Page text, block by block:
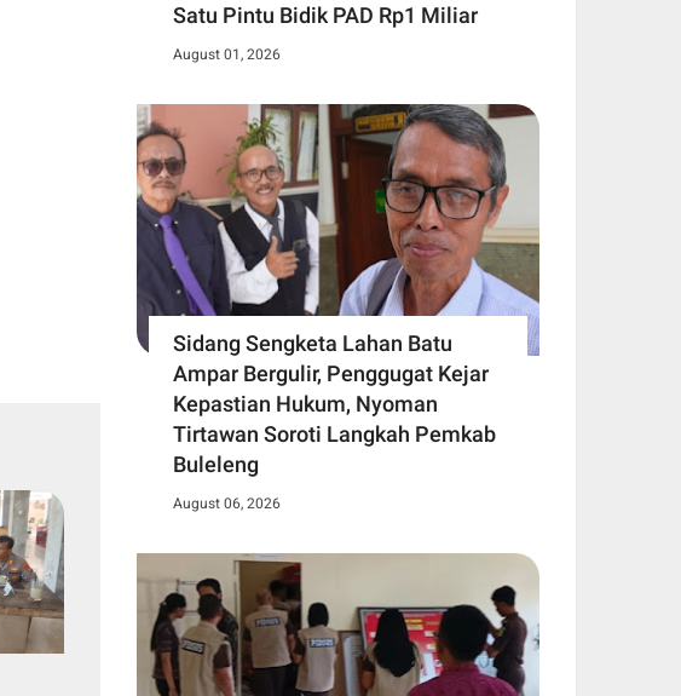
Satu Pintu Bidik PAD Rp1 Miliar
August 01, 2026
Sidang Sengketa Lahan Batu
Ampar Bergulir, Penggugat Kejar
Kepastian Hukum, Nyoman
Tirtawan Soroti Langkah Pemkab
Buleleng
August 06, 2026